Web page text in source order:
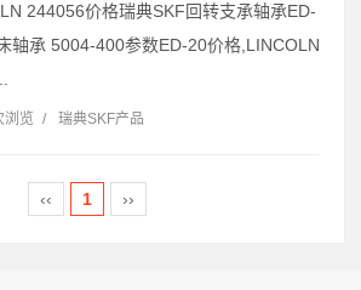
244056价格瑞典SKF回转支承轴承ED-
轴承 5004-400参数ED-20价格,LINCOLN
浏览 / 瑞典SKF产品
‹‹ 1 ››